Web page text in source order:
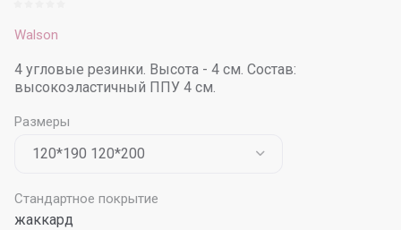
Walson
4 угловые резинки. Высота - 4 см. Состав:
высокоэластичный ППУ 4 см.
Размеры
Стандартное покрытие
жаккард